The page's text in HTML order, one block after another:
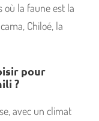
où la faune est la
Chiloé, la
pour
?
avec un climat